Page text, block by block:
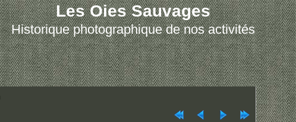
Les Oies Sauvages
Historique photographique de nos activités